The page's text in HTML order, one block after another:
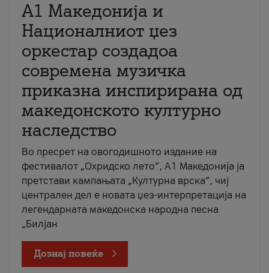
А1 Македонија и
Националниот џез
оркестар создадоа
современа музичка
приказна инспирирана од
македонското културно
наследство
Во пресрет на овогодишното издание на
фестивалот „Охридско лето“, А1 Македонија ја
претстави кампањата „Културна врска“, чиј
централен дел е новата џез-интерпретација на
легендарната македонска народна песна
„Билјан
Дознај повеќе